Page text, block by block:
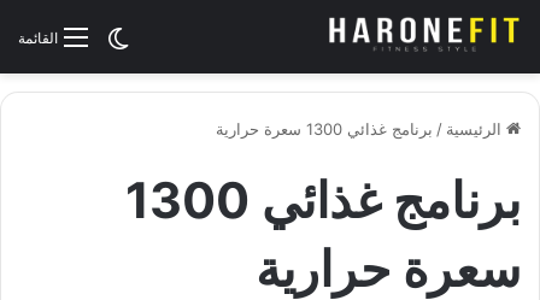
القائمةالوضع
الرئيسية / برنامج غذائي 1300 سعرة حرارية
برنامج غذائي 1300
سعرة حرارية